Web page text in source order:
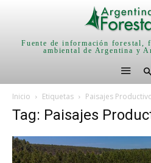
Fuente de información forestal,
ambiental de Argentina y
Inicio Etiquetas Paisajes
Tag: Paisajes